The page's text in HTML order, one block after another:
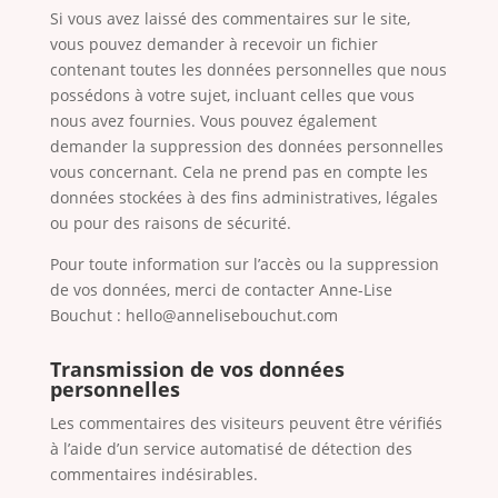
Si vous avez laissé des commentaires sur le site,
vous pouvez demander à recevoir un fichier
contenant toutes les données personnelles que nous
possédons à votre sujet, incluant celles que vous
nous avez fournies. Vous pouvez également
demander la suppression des données personnelles
vous concernant. Cela ne prend pas en compte les
données stockées à des fins administratives, légales
ou pour des raisons de sécurité.
Pour toute information sur l’accès ou la suppression
de vos données, merci de contacter Anne-Lise
Bouchut : hello@annelisebouchut.com
Transmission de vos données
personnelles
Les commentaires des visiteurs peuvent être vérifiés
à l’aide d’un service automatisé de détection des
commentaires indésirables.